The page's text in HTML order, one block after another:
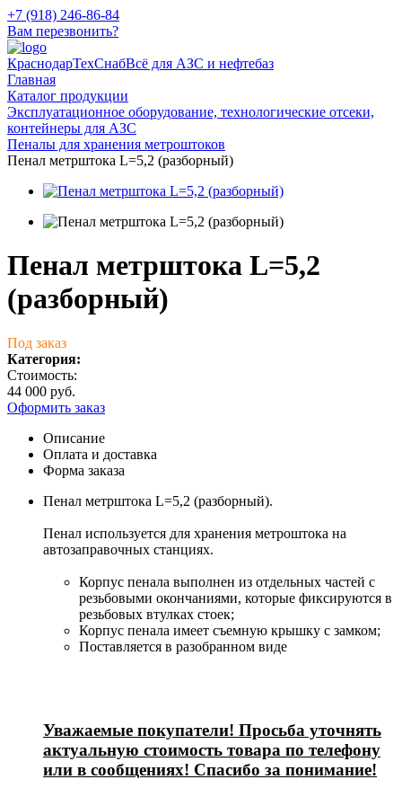
+7 (918) 246-86-84
Вам перезвонить?
КраснодарТехСнабВсё для АЗС и нефтебаз
Главная
Каталог продукции
Эксплуатационное оборудование, технологические отсеки,
контейнеры для АЗС
Пеналы для хранения метроштоков
Пенал метрштока L=5,2 (разборный)
Пенал метрштока L=5,2
(разборный)
Под заказ
Категория:
Стоимость:
44 000 руб.
Оформить заказ
Описание
Оплата и доставка
Форма заказа
Пенал метрштока L=5,2 (разборный).
Пенал используется для хранения метроштока на
автозаправочных станциях.
Корпус пенала выполнен из отдельных частей с
резьбовыми окончаниями, которые фиксируются в
резьбовых втулках стоек;
Корпус пенала имеет съемную крышку с замком;
Поставляется в разобранном виде
Уважаемые покупатели! Просьба уточнять
актуальную стоимость товара по телефону
или в сообщениях! Спасибо за понимание!